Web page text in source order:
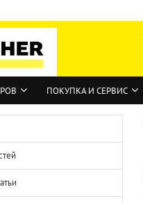
ПОКУПКА И СЕРВИС